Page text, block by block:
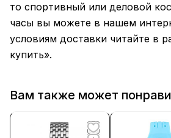
то спортивный или деловой
часы вы можете в нашем
условиям доставки читайте в
купить».
Вам также может